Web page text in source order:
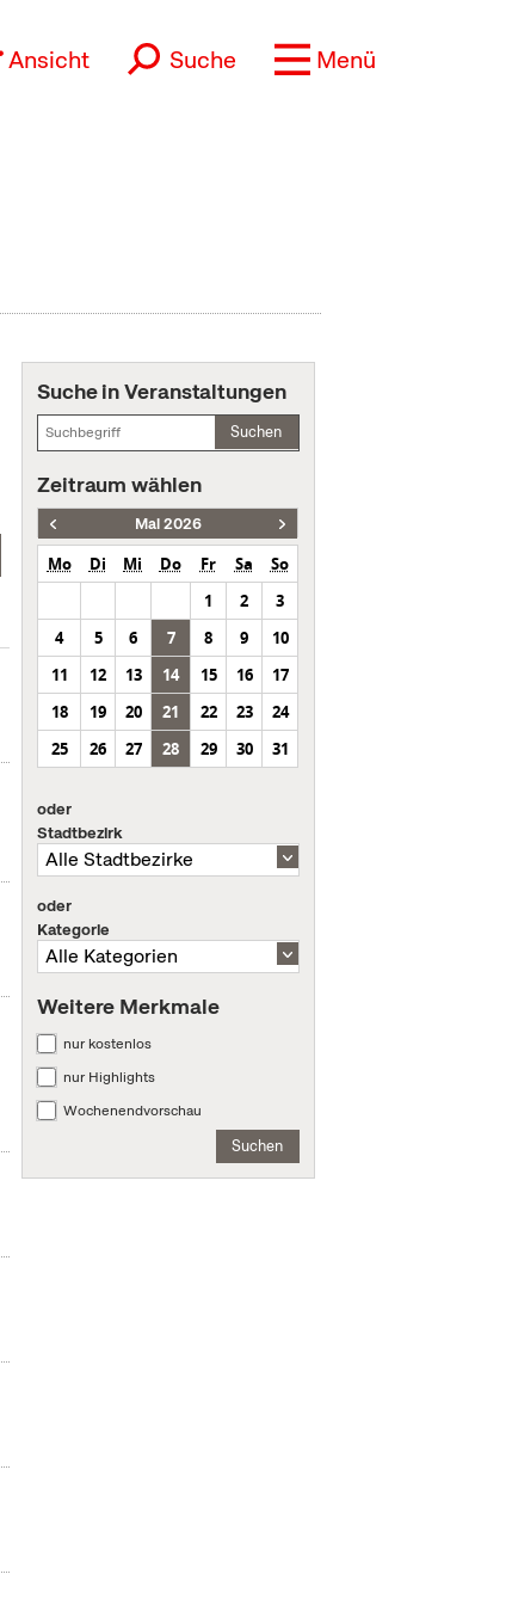
Ansicht Suche Menü
Suche in Veranstaltungen
Suchen
Zeitraum wählen
Mai 2026
Mo Di Mi Do Fr Sa
So
1
2
3
4
5 6 7 8 9
10
11
12 13 14 15 16
17
18
19 20 21 22 23
24
25
26 27 28 29 30 31
oder
Stadtbezirk
oder
Kategorie
Weitere Merkmale
nur kostenlos
nur Highlights
Wochenendvorschau
Suchen